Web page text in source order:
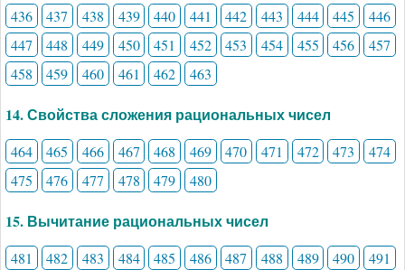
436
437 438 439 440 441 442 443 444 445
446
447
448 449 450 451 452 453 454 455 456
457
458
459 460 461 462 463
14. Свойства сложения рациональных чисел
464 465 466 467 468 469 470 471 472 473
474
475
476 477 478 479 480
15. Вычитание рациональных чисел
481 482 483 484 485 486 487 488 489 490
491